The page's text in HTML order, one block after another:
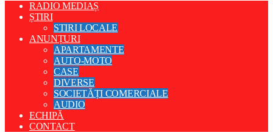
RADIO MEDIAȘ
ȘTIRI
STIRI LOCALE
ANUNȚURI
APARTAMENTE
AUTO-MOTO
CASE
DIVERSE
SOCIETĂȚI COMERCIALE
AUDIO
ECHIPĂ
CONTACT